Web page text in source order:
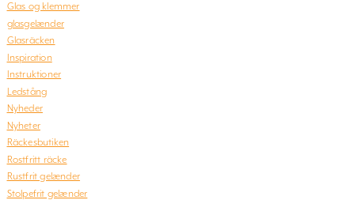
Glas og klemmer
glasgelænder
Glasräcken
Inspiration
Instruktioner
Ledstång
Nyheder
Nyheter
Räckesbutiken
Rostfritt räcke
Rustfrit gelænder
Stolpefrit gelænder